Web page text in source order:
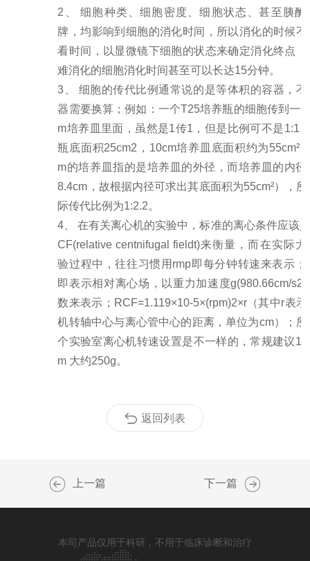
2、 细胞种类、细胞密度、细胞状态、甚至胰酶
牌，均影响到细胞的消化时间，所以消化的时候不
看时间，以显微镜下细胞的状态来确定消化终点，
难消化的细胞消化时间甚至可以长达15分钟。
3、 细胞的传代比例通常说的是等体积的容器，不
器需要换算；例如：一个T25培养瓶的细胞传到一
m培养皿里面，虽然是1传1，但是比例可不是1:1
瓶底面积25cm2，10cm培养皿底面积约为55cm²
m的培养皿指的是培养皿的外径，而培养皿的内径
8.4cm，故根据内径可求出其底面积为55cm²），所
际传代比例为1:2.2。
4、 在有关离心机的实验中，标准的离心条件应该
CF(relative centnifugal fieldt)来衡量，而在实际大
验过程中，往往习惯用rmp即每分钟转速来表示；
即表示相对离心场，以重力加速度g(980.66cm/s2)
数来表示；RCF=1.119×10-5×(rpm)2×r（其中r表示
机转轴中心与离心管中心的距离，单位为cm）；所
个实验室离心机转速设置是不一样的，常规建议
m 大约250g。
返回列表
上一篇 下一篇
本司产品仅用于科研，不用于临床诊断和治疗